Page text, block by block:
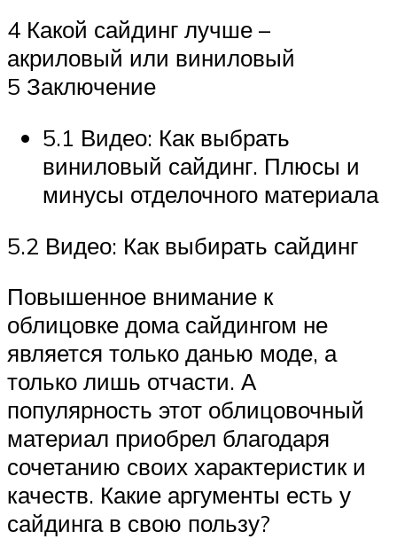
4 Какой сайдинг лучше –
акриловый или виниловый
5 Заключение
5.1 Видео: Как выбрать
виниловый сайдинг. Плюсы и
минусы отделочного материала
5.2 Видео: Как выбирать сайдинг
Повышенное внимание к
облицовке дома сайдингом не
является только данью моде, а
только лишь отчасти. А
популярность этот облицовочный
материал приобрел благодаря
сочетанию своих характеристик и
качеств. Какие аргументы есть у
сайдинга в свою пользу?